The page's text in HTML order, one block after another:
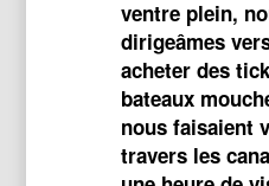
ventre plein,
dirigeâmes
acheter des
bateaux
nous faisaient
travers les